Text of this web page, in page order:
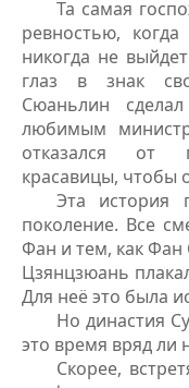
Та самая
ревностью,
никогда не
глаз в знак
Сюаньлин
любимым
отказался от
красавицы, чтобы
Эта история
поколение. Все
Фан и тем, как
Цзянцзюань
Для неё это была
Но династия
это время вряд ли
Скорее,